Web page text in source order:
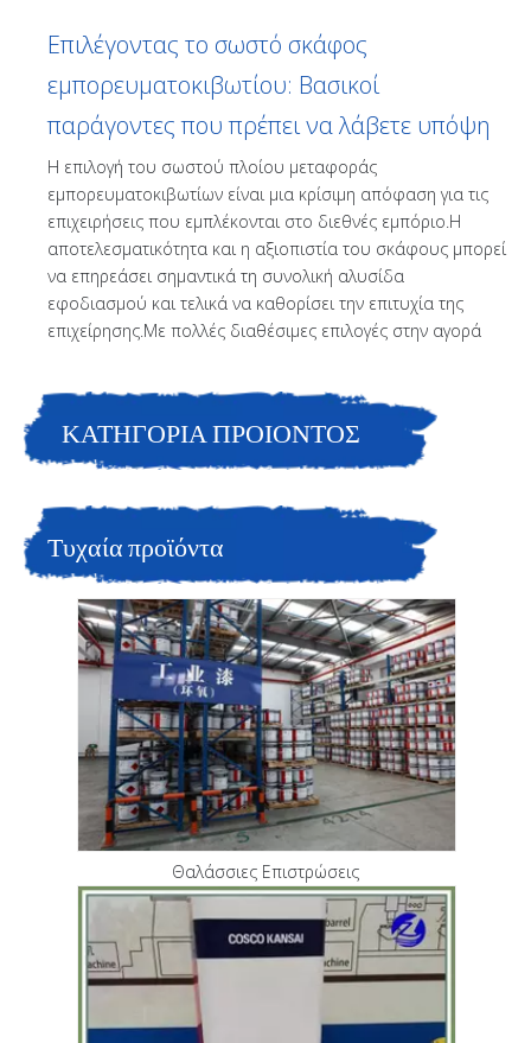
Επιλέγοντας το σωστό σκάφος
εμπορευματοκιβωτίου: Βασικοί
παράγοντες που πρέπει να λάβετε υπόψη
Η επιλογή του σωστού πλοίου μεταφοράς
εμπορευματοκιβωτίων είναι μια κρίσιμη απόφαση για τις
επιχειρήσεις που εμπλέκονται στο διεθνές εμπόριο.Η
αποτελεσματικότητα και η αξιοπιστία του σκάφους μπορεί
να επηρεάσει σημαντικά τη συνολική αλυσίδα
εφοδιασμού και τελικά να καθορίσει την επιτυχία της
επιχείρησης.Με πολλές διαθέσιμες επιλογές στην αγορά
ΚΑΤΗΓΟΡΙΑ ΠΡΟΙΟΝΤΟΣ
Τυχαία προϊόντα
Θαλάσσιες Επιστρώσεις